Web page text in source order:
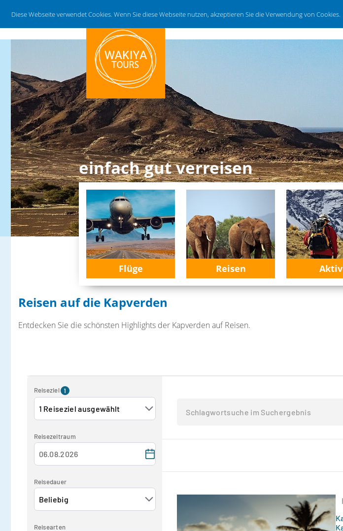
Diese Webseite verwendet Cookies. Wenn Sie diese Webseite nutzen, akzeptieren Sie die Verwendung von Cookies.
einfach gut verreisen
Flüge Reisen Aktiv
Reisen auf die Kapverden
Entdecken Sie die schönsten Highlights der Kapverden auf Reisen.